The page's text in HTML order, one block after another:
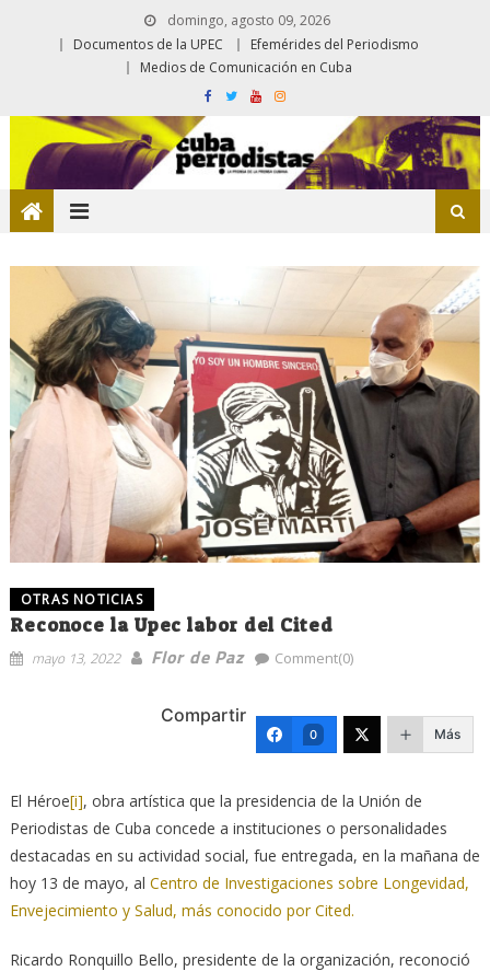
domingo, agosto 09, 2026
Documentos de la UPEC
Efemérides del Periodismo
Medios de Comunicación en Cuba
OTRAS NOTICIAS
Reconoce la Upec labor del Cited
mayo 13, 2022 Flor de Paz Comment(0)
Compartir
0 Más
El Héroe[i], obra artística que la presidencia de la Unión de
Periodistas de Cuba concede a instituciones o personalidades
destacadas en su actividad social, fue entregada, en la mañana de
hoy 13 de mayo, al Centro de Investigaciones sobre Longevidad,
Envejecimiento y Salud, más conocido por Cited.
Ricardo Ronquillo Bello, presidente de la organización, reconoció